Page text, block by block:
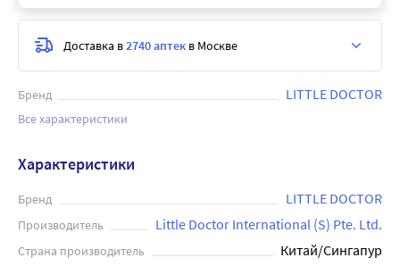
Бренд LITTLE DOCTOR
Все характеристики
Доставка в2740 аптек в Москве
Характеристики
Бренд LITTLE DOCTOR
Производитель Little Doctor International (S) Pte. Ltd.
Страна производитель Китай/Сингапур